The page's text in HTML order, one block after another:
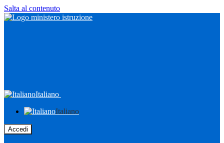
Salta al contenuto
Italiano
Italiano
Accedi